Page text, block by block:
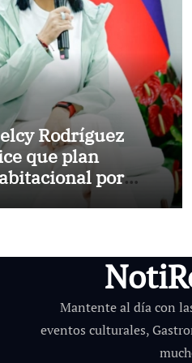
Rodríguez
que plan
por
semana
Mantente al día con
eventos culturales,